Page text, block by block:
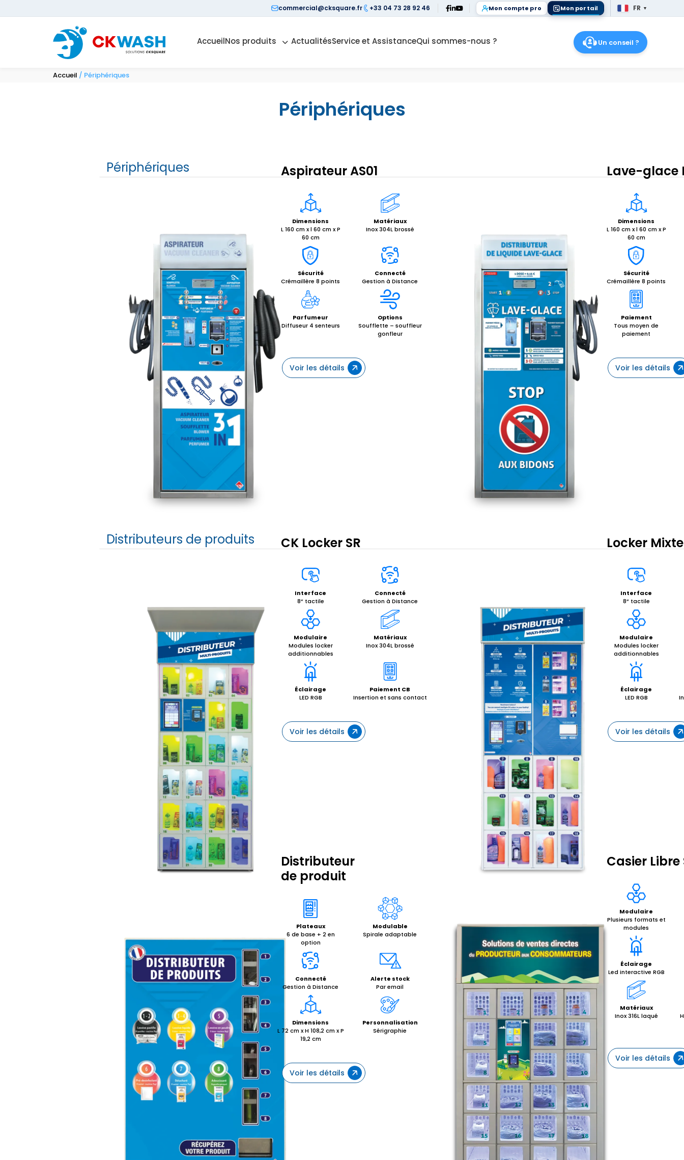
commercial@cksquare.fr +33 04 73 28 92 46 Mon compte pro Mon portail
FR
FR ▼
AccueilNos produits ActualitésService et AssistanceQui sommes-nous ? Un conseil ?
Accueil / Périphériques
Périphériques
Périphériques Aspirateur AS01
Dimensions
L 160 cm x l 60 cm x P
60 cm
Matériaux
Inox 304L brossé
Sécurité
Crémaillère 8 points
Connecté
Gestion à Distance
Parfumeur
Diffuseur 4 senteurs
Options
Soufflette – souffleur
gonfleur
Voir les détails
Lave-glace
Dimensions
L 160 cm x l 60 cm x P
60 cm
Sécurité
Crémaillère 8 points
Paiement
Tous moyen de
paiement
Voir les détails
Distributeurs de produits CK Locker SR
Interface
8” tactile
Connecté
Gestion à Distance
Modulaire
Modules locker
additionnables
Matériaux
Inox 304L brossé
Éclairage
LED RGB
Paiement CB
Insertion et sans contact
Voir les détails
Locker Mixte
Interface
8” tactile
Modulaire
Modules locker
additionnables
Éclairage
LED RGB
Voir les détails
Distributeur
de produit
Plateaux
6 de base + 2 en
option
Modulable
Spirale adaptable
Connecté
Gestion à Distance
Alerte stock
Par email
Dimensions
L 72 cm x H 108,2 cm x P
19,2 cm
Personnalisation
Sérigraphie
Voir les détails
Casier Libre
Modulaire
Plusieurs formats et
modules
Éclairage
Led interactive RGB
Matériaux
Inox 316L laqué
Voir les détails